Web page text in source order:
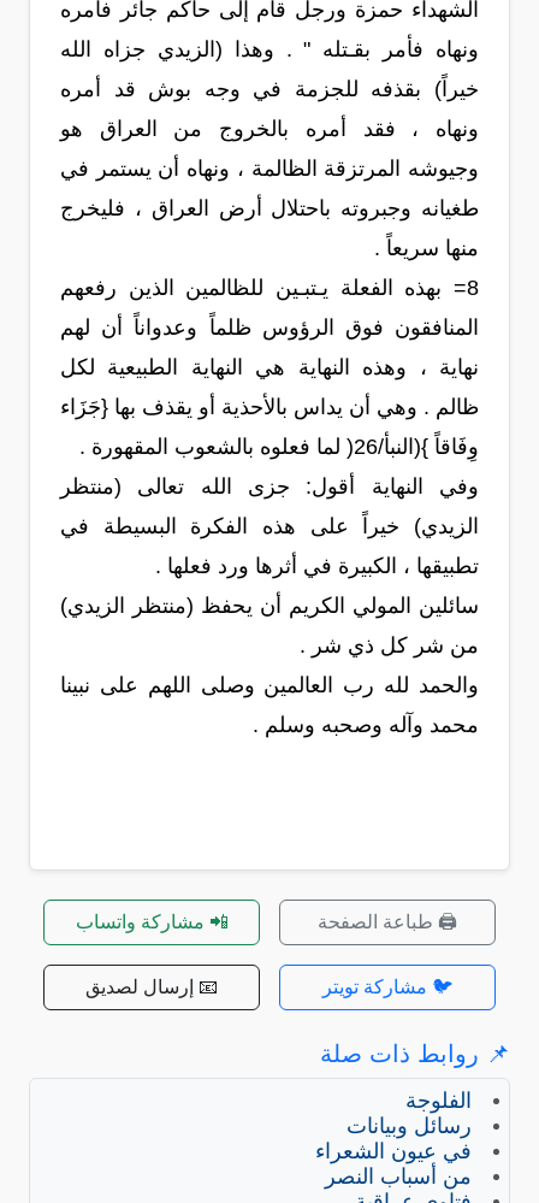
الشهداء حمزة ورجل قام إلى حاكم جائر فأمره
ونهاه فأمر بقـتله " . وهذا (الزيدي جزاه الله
خيراً) بقذفه للجزمة في وجه بوش قد أمره
ونهاه ، فقد أمره بالخروج من العراق هو
وجيوشه المرتزقة الظالمة ، ونهاه أن يستمر في
طغيانه وجبروته باحتلال أرض العراق ، فليخرج
منها سريعاً .
8= بهذه الفعلة يـتبـين للظالمين الذين رفعهم
المنافقون فوق الرؤوس ظلماً وعدواناً أن لهم
نهاية ، وهذه النهاية هي النهاية الطبيعية لكل
ظالم . وهي أن يداس بالأحذية أو يقذف بها {جَزَاء
وِفَاقاً }(النبأ/26( لما فعلوه بالشعوب المقهورة .
وفي النهاية أقول: جزى الله تعالى (منتظر
الزيدي) خيراً على هذه الفكرة البسيطة في
تطبيقها ، الكبيرة في أثرها ورد فعلها .
سائلين المولي الكريم أن يحفظ (منتظر الزيدي)
من شر كل ذي شر .
والحمد لله رب العالمين وصلى اللهم على نبينا
محمد وآله وصحبه وسلم .
🖨️ طباعة الصفحة 📲 مشاركة واتساب
🐦 مشاركة تويتر 📧 إرسال لصديق
📌 روابط ذات صلة
الفلوجة
رسائل وبيانات
في عيون الشعراء
من أسباب النصر